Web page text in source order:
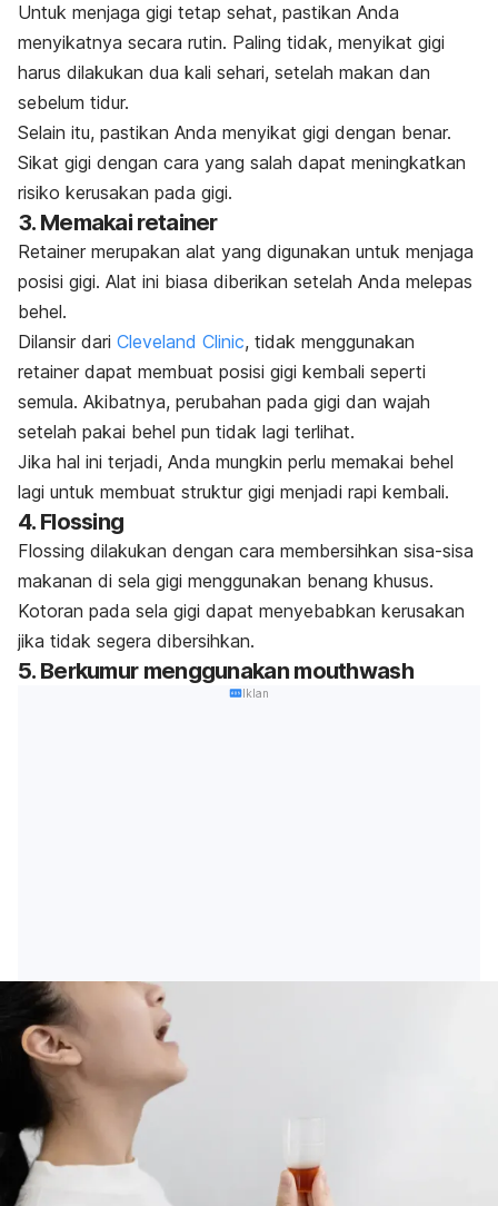
Untuk menjaga gigi tetap sehat, pastikan Anda
menyikatnya secara rutin. Paling tidak, menyikat gigi
harus dilakukan dua kali sehari, setelah makan dan
sebelum tidur.
Selain itu, pastikan Anda menyikat gigi dengan benar.
Sikat gigi dengan cara yang salah dapat meningkatkan
risiko kerusakan pada gigi.
3. Memakai retainer
Retainer merupakan alat yang digunakan untuk menjaga
posisi gigi. Alat ini biasa diberikan setelah Anda melepas
behel.
Dilansir dari Cleveland Clinic, tidak menggunakan
retainer dapat membuat posisi gigi kembali seperti
semula. Akibatnya, perubahan pada gigi dan wajah
setelah pakai behel pun tidak lagi terlihat.
Jika hal ini terjadi, Anda mungkin perlu memakai behel
lagi untuk membuat struktur gigi menjadi rapi kembali.
4. Flossing
Flossing dilakukan dengan cara membersihkan sisa-sisa
makanan di sela gigi menggunakan benang khusus.
Kotoran pada sela gigi dapat menyebabkan kerusakan
jika tidak segera dibersihkan.
5. Berkumur menggunakan mouthwash
Iklan